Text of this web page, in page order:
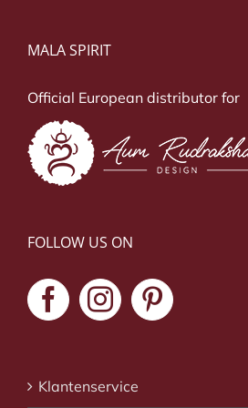
MALA SPIRIT
Official European distributor for
FOLLOW US ON
Klantenservice